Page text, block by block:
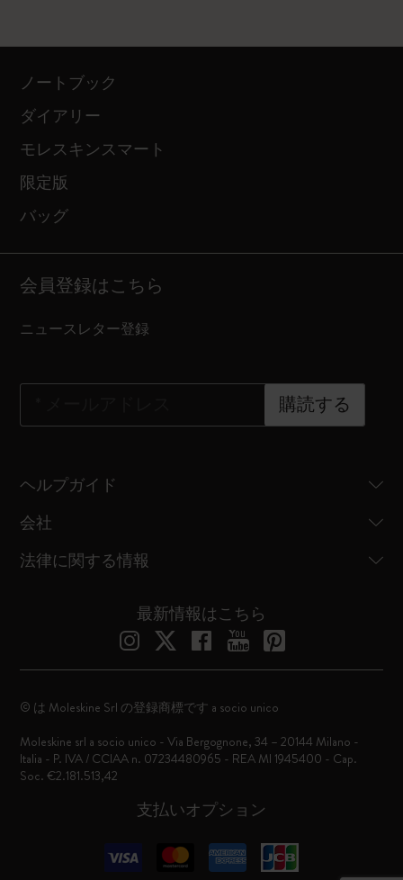
ノートブック
ダイアリー
モレスキンスマート
限定版
バッグ
会員登録はこちら
ニュースレター登録
購読する
ヘルプガイド
会社
法律に関する情報
最新情報はこちら
支払いオプション
© は Moleskine Srl の登録商標です a socio unico
Moleskine srl a socio unico - Via Bergognone, 34 – 20144 Milano -
Italia - P. IVA / CCIAA n. 07234480965 - REA MI 1945400 - Cap.
Soc. €2.181.513,42